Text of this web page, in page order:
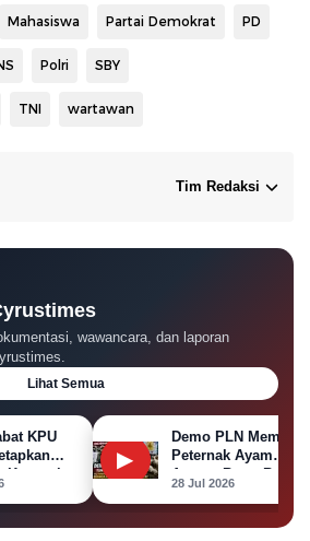
Mahasiswa Partai Demokrat PD
Polri SBY
TNI wartawan
Tim Redaksi
wawancara, dan laporan
Lihat Semua
KPU
Korupsi
Pilkada
▶
Demo PLN
Peternak Ayam
Ancam Bawa
Ayam ke Kantor PLN
28 Jul 2026